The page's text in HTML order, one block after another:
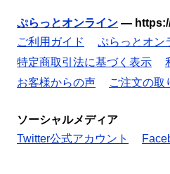
ぷらっとオンライン —
ご利用ガイド
ぷらっとオン
特定商取引法に基づく表示
お客様からの声
ご注文の取
ソーシャルメディア
Twitter公式アカウント